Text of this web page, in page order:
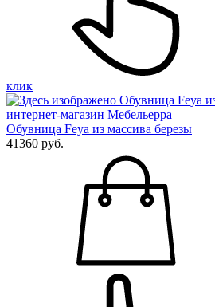
клик
Обувница Feya из массива березы
41360 руб.